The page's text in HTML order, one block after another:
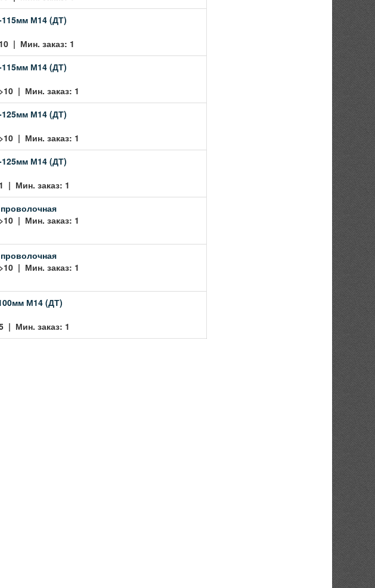
115мм М14 (ДТ)
| Мин. заказ: 1
115мм М14 (ДТ)
| Мин. заказ: 1
125мм М14 (ДТ)
| Мин. заказ: 1
125мм М14 (ДТ)
| Мин. заказ: 1
| Мин. заказ: 1
| Мин. заказ: 1
М14 (ДТ)
| Мин. заказ: 1